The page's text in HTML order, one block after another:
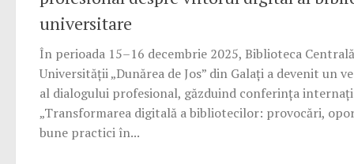
universitare
În perioada 15–16 decembrie 2025, Biblioteca
Universității „Dunărea de Jos” din Galați a devenit un
al dialogului profesional, găzduind conferința
„Transformarea digitală a bibliotecilor: provocări,
bune practici în...